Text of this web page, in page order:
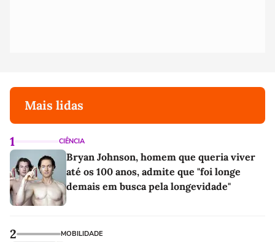
Mais lidas
1 CIÊNCIA
Bryan Johnson, homem que queria viver
até os 100 anos, admite que "foi longe
demais em busca pela longevidade"
2 MOBILIDADE